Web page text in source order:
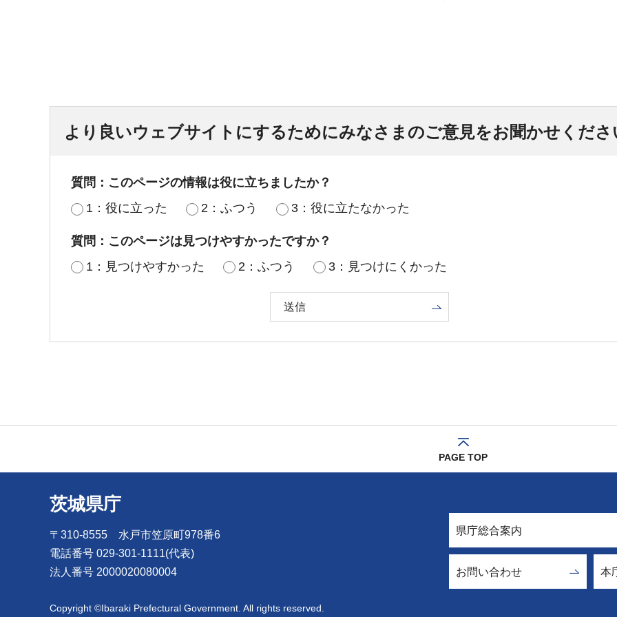
より良いウェブサイトにするためにみなさまのご意見をお聞かせくださ
質問：このページの情報は役に立ちましたか？
1：役に立った
2：ふつう 3：役に立たなかった
質問：このページは見つけやすかったですか？
1：見つけやすかった
2：ふつう 3：見つけにくかった
PAGE TOP
茨城県庁
〒310-8555 水戸市笠原町978番6
電話番号 029-301-1111(代表)
法人番号 2000020080004
Copyright ©Ibaraki Prefectural Government. All rights reserved.
県庁総合案内
お問い合わせ 本